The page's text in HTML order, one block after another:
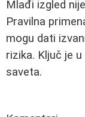
Mlađi izgled
Pravilna
mogu dati
rizika. Ključ je
saveta.